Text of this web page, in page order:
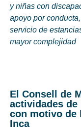
y niñas con
apoyo por
servicio de
mayor complejidad
El Consell de
actividades
con motivo de
Inca